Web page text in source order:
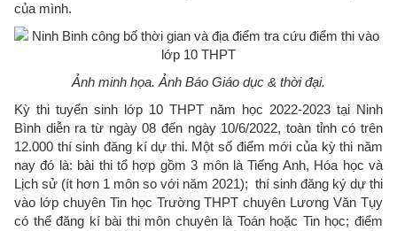
của mình.
Ảnh minh họa. Ảnh Báo Giáo dục & thời đại.
Kỳ thi tuyển sinh lớp 10 THPT năm học 2022-2023 tại Ninh
Bình diễn ra từ ngày 08 đến ngày 10/6/2022, toàn tỉnh có trên
12.000 thí sinh đăng kí dự thi. Một số điểm mới của kỳ thi năm
nay đó là: bài thi tổ hợp gồm 3 môn là Tiếng Anh, Hóa học và
Lịch sử (ít hơn 1 môn so với năm 2021); thí sinh đăng ký dự thi
vào lớp chuyên Tin học Trường THPT chuyên Lương Văn Tụy
có thể đăng kí bài thi môn chuyên là Toán hoặc Tin học; điểm